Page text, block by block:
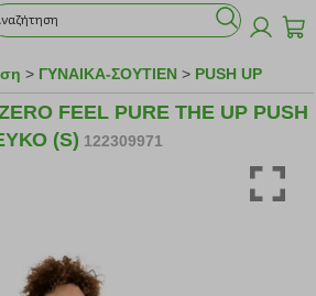
> ΓΥΝΑΙΚΑ-ΣΟΥΤΙΕΝ > PUSH UP
FEEL PURE THE UP PUSH
(S) 122309971